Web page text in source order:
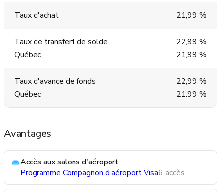
Taux d'achat 21,99 %
Taux de transfert de solde
22,99 %
Québec
21,99 %
Taux d'avance de fonds
22,99 %
Québec
21,99 %
Avantages
Accès aux salons d'aéroport
Programme Compagnon d'aéroport Visa6 accès